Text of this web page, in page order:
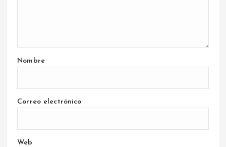
Nombre
Correo electrónico
Web